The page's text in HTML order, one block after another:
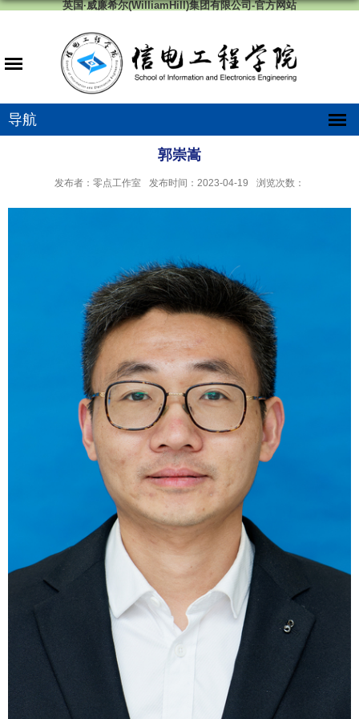
英国·威廉希尔(WilliamHill)集团有限公司-官方网站
导航
郭崇嵩
发布者：零点工作室 发布时间：2023-04-19 浏览次数：